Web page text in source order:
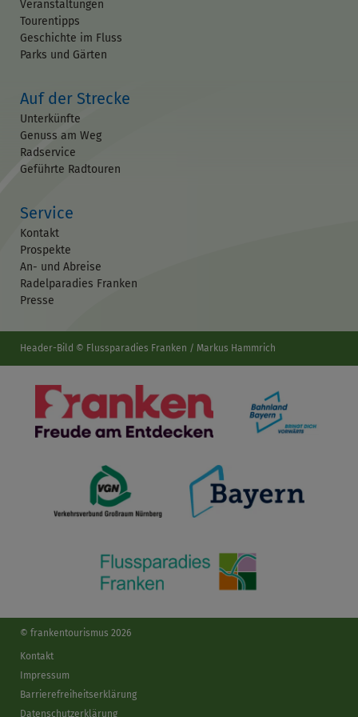
Veranstaltungen
Tourentipps
Geschichte im Fluss
Parks und Gärten
Auf der Strecke
Unterkünfte
Genuss am Weg
Radservice
Geführte Radtouren
Service
Kontakt
Prospekte
An- und Abreise
Radelparadies Franken
Presse
Header-Bild © Flussparadies Franken / Markus Hammrich
© frankentourismus 2026
Kontakt
Impressum
Barrierefreiheitserklärung
Datenschutzerklärung